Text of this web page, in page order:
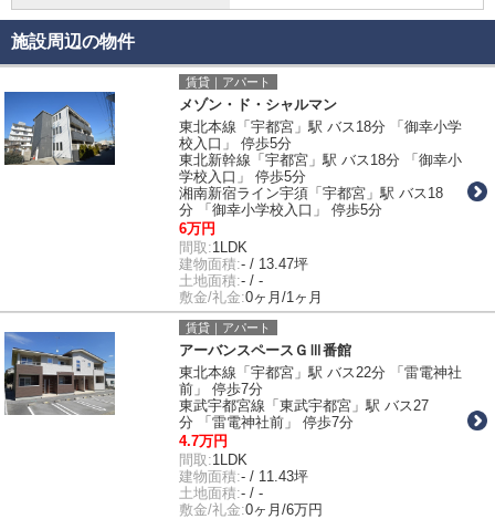
施設周辺の物件
賃貸｜アパート
メゾン・ド・シャルマン
東北本線「宇都宮」駅 バス18分 「御幸小学
校入口」 停歩5分
東北新幹線「宇都宮」駅 バス18分 「御幸小
学校入口」 停歩5分
湘南新宿ライン宇須「宇都宮」駅 バス18
分 「御幸小学校入口」 停歩5分
6万円
間取:1LDK
建物面積:- / 13.47坪
土地面積:- / -
敷金/礼金:0ヶ月/1ヶ月
賃貸｜アパート
アーバンスペースＧⅢ番館
東北本線「宇都宮」駅 バス22分 「雷電神社
前」 停歩7分
東武宇都宮線「東武宇都宮」駅 バス27
分 「雷電神社前」 停歩7分
4.7万円
間取:1LDK
建物面積:- / 11.43坪
土地面積:- / -
敷金/礼金:0ヶ月/6万円